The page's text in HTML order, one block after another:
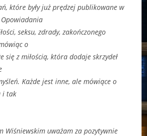
które były już prędzej publikowane w
seksu, zdrady, zakończonego
o
się z miłością, która dodaje skrzydeł
Każde jest inne, ale mówiące o
i tak
Wiśniewskim uważam za pozytywnie